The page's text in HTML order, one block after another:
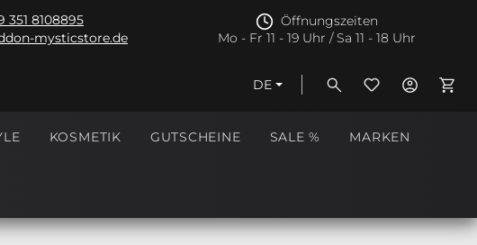
351 8108895
mysticstore.de
Öffnungszeiten
Mo - Fr 11 - 19 Uhr / Sa 11 - 18 Uhr
DE
KOSMETIK GUTSCHEINE SALE % MARKEN